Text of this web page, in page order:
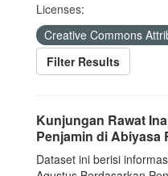
Licenses:
Creative Commons
Filter Results
Kunjungan Rawat
Penjamin di Abiyasa
Dataset ini berisi